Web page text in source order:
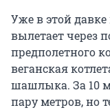
Уже в этой
вылетает через
предполетного
веганская
шашлыка. За 10
пару метров, но